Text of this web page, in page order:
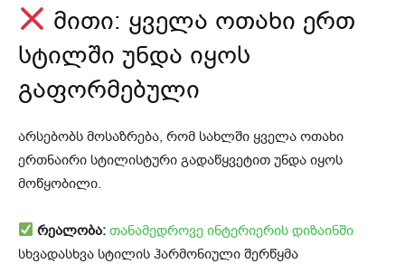
მითი: ყველა ოთახი ერთ
სტილში უნდა იყოს
გაფორმებული
არსებობს მოსაზრება, რომ სახლში ყველა ოთახი
ერთნაირი სტილისტური გადაწყვეტით უნდა იყოს
მოწყობილი.
რეალობა: თანამედროვე ინტერიერის დიზაინში
სხვადასხვა სტილის ჰარმონიული შერწყმა